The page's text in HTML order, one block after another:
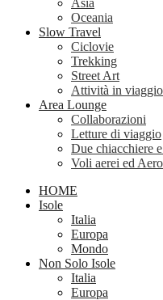
Asia
Oceania
Slow Travel
Ciclovie
Trekking
Street Art
Attività in viaggio
Area Lounge
Collaborazioni
Letture di viaggio
Due chiacchiere
Voli aerei ed
HOME
Isole
Italia
Europa
Mondo
Non Solo Isole
Italia
Europa